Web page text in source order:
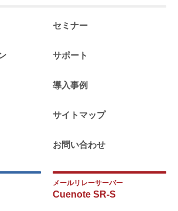
セミナー
サポート
導入事例
サイトマップ
お問い合わせ
メールリレーサーバー
Cuenote SR-S